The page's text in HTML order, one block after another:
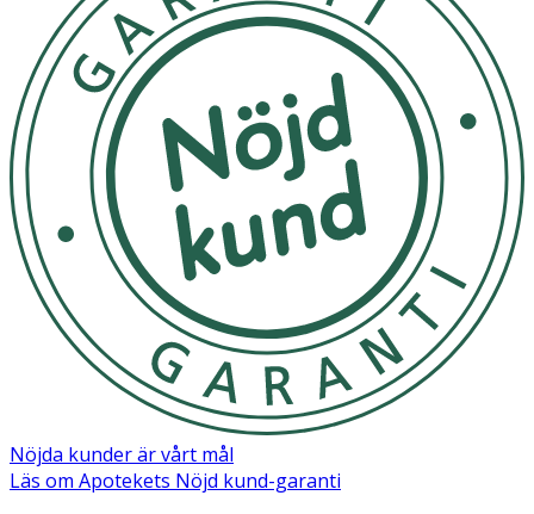
Diethylamino
Hydroxybenzoyl Hexyl
Benzoate
Glycerin
Myristyl Myristate
Ethylhexyl Triazone
Butylene Glycol
Cetyl Alcohol
Tocopheryl Acetate
Canola Oil
Potassium Cetyl
Phosphate
Acrylates/C10-30 Alkyl
Acrylate Crosspolymer
Xanthan Gum
Sodium Hydroxide
Phenoxyethanol
Sodium Benzoate
Fuktbindande
Mjukgörande
Fuktbindande
Mjukgörande/Konsistensgivande
Antioxidant
Mjukgörande
Emulgerande
Emulgerande/Förtjockande
pH-justerande
Komplexbildande
Konserveringsmedel
Konserveringsmedel
Konserveringsmedel
Nöjda kunder är vårt mål
Läs om Apotekets Nöjd kund-garanti